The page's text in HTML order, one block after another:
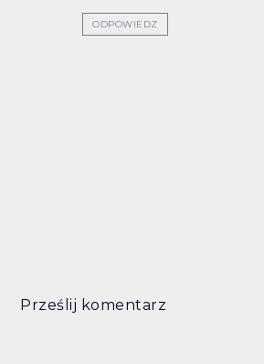
ODPOWIEDZ
Prześlij komentarz